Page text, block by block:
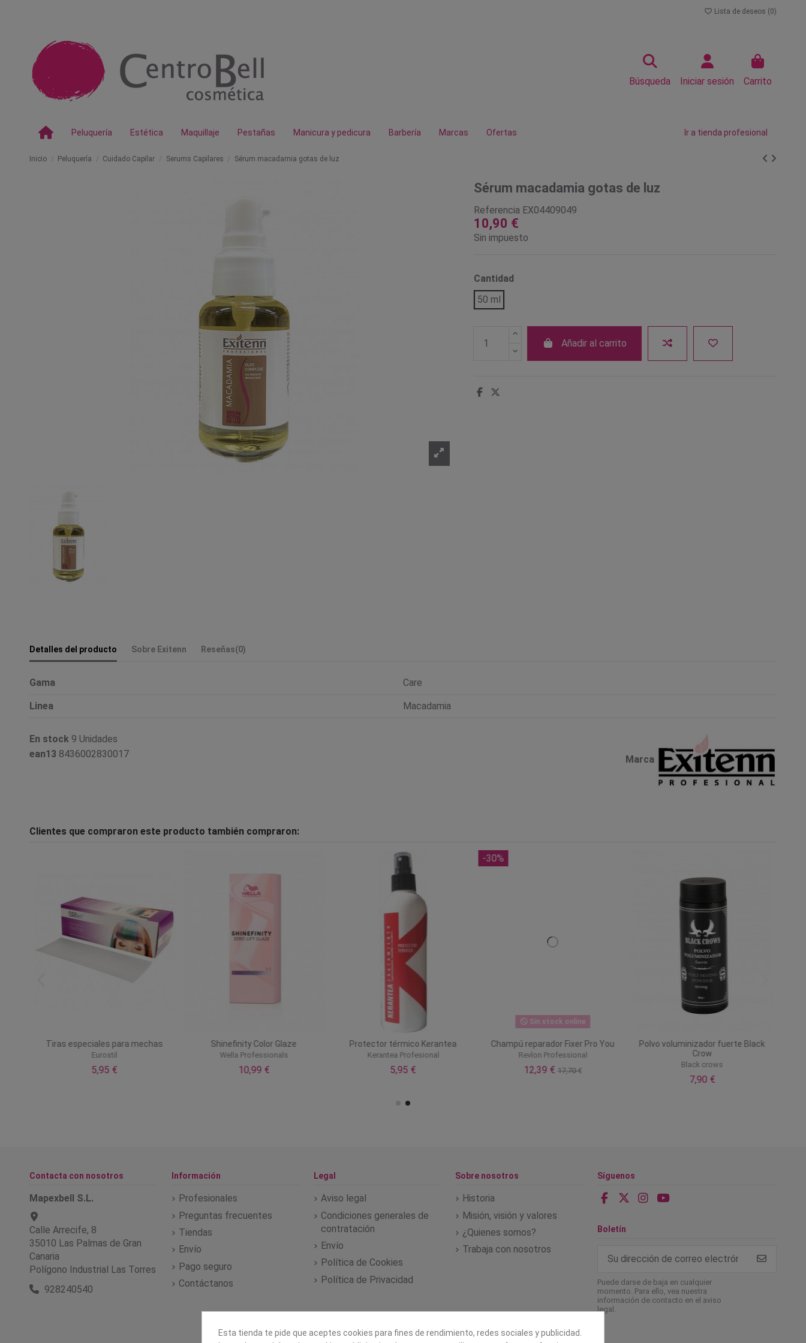
Lista de deseos (0)
Búsqueda Iniciar sesión Carrito
Peluquería Estética Maquillaje Pestañas Manicura y pedicura Barbería Marcas Ofertas Ir a tienda profesional
Inicio Peluquería Cuidado Capilar Serums Capilares Sérum macadamia gotas de luz
Sérum macadamia gotas de luz
Referencia EX04409049
10,90 €
Sin impuesto
Cantidad
50 ml
Añadir al carrito
Detalles del producto Sobre Exitenn Reseñas(0)
Gama Care
Linea Macadamia
Marca
En stock 9 Unidades
ean13 8436002830017
Clientes que compraron este producto también compraron:
Tiras especiales para mechas
Eurostil
5,95 €
Shinefinity Color Glaze
Wella Professionals
10,99 €
Protector térmico Kerantea
Kerantea Profesional
5,95 €
-30%
Sin stock online
Champú reparador Fixer Pro You
Revlon Professional
12,39 € 17,70 €
Polvo voluminizador fuerte Black
Crow
Black crows
7,90 €
Contacta con nosotros
Mapexbell S.L.
Calle Arrecife, 8
35010 Las Palmas de Gran
Canaria
Polígono Industrial Las Torres
928240540
Información
Profesionales
Preguntas frecuentes
Tiendas
Envío
Pago seguro
Contáctanos
Legal
Aviso legal
Condiciones generales de
contratación
Envío
Política de Cookies
Política de Privacidad
Sobre nosotros
Historia
Misión, visión y valores
¿Quienes somos?
Trabaja con nosotros
Síguenos
Boletín
Puede darse de baja en cualquier
momento. Para ello, vea nuestra
información de contacto en el aviso
legal.
Esta tienda te pide que aceptes cookies para fines de rendimiento, redes sociales y publicidad.